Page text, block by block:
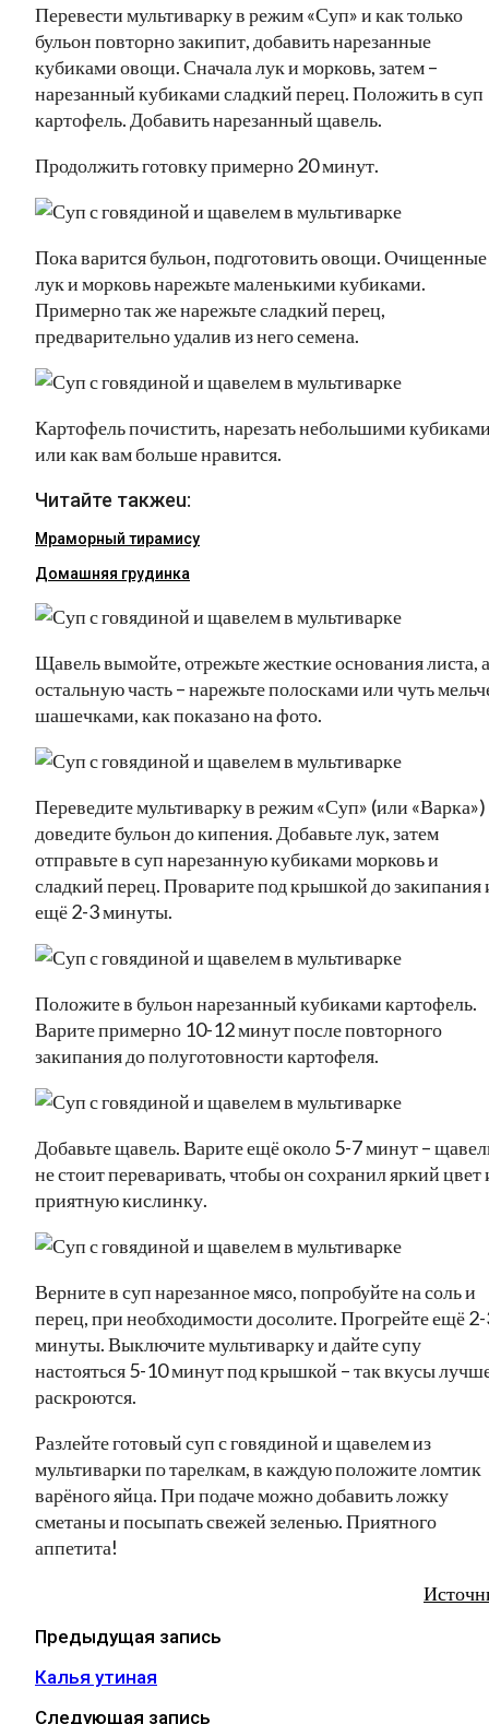
Перевести мультиварку в режим «Суп» и как только
бульон повторно закипит, добавить нарезанные
кубиками овощи. Сначала лук и морковь, затем –
нарезанный кубиками сладкий перец. Положить в суп
картофель. Добавить нарезанный щавель.
Продолжить готовку примерно 20 минут.
Пока варится бульон, подготовить овощи. Очищенные
лук и морковь нарежьте маленькими кубиками.
Примерно так же нарежьте сладкий перец,
предварительно удалив из него семена.
Картофель почистить, нарезать небольшими
или как вам больше нравится.
Читайте такжеu:
Мраморный тирамису
Домашняя грудинка
Щавель вымойте, отрежьте жесткие основания листа, а
остальную часть – нарежьте полосками или чуть
шашечками, как показано на фото.
Переведите мультиварку в режим «Суп» (или
доведите бульон до кипения. Добавьте лук, затем
отправьте в суп нарезанную кубиками морковь и
сладкий перец. Проварите под крышкой до закипания
ещё 2-3 минуты.
Положите в бульон нарезанный кубиками картофель.
Варите примерно 10-12 минут после повторного
закипания до полуготовности картофеля.
Добавьте щавель. Варите ещё около 5-7 минут –
не стоит переваривать, чтобы он сохранил яркий цвет
приятную кислинку.
Верните в суп нарезанное мясо, попробуйте на соль и
перец, при необходимости досолите. Прогрейте ещё
минуты. Выключите мультиварку и дайте супу
настояться 5-10 минут под крышкой – так вкусы
раскроются.
Разлейте готовый суп с говядиной и щавелем из
мультиварки по тарелкам, в каждую положите ломтик
варёного яйца. При подаче можно добавить ложку
сметаны и посыпать свежей зеленью. Приятного
аппетита!
Предыдущая запись
Калья утиная
Следующая запись